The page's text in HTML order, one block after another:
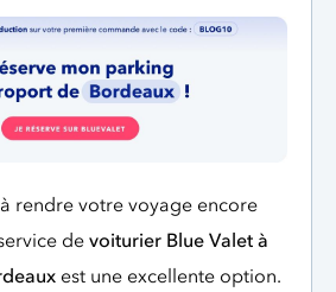
rendre votre voyage encore
de voiturier Blue Valet à
est une excellente option.